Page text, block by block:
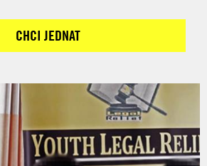
CHCI JEDNAT